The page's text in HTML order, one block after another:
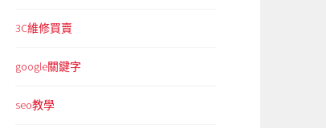
3C維修買賣
google關鍵字
seo教學